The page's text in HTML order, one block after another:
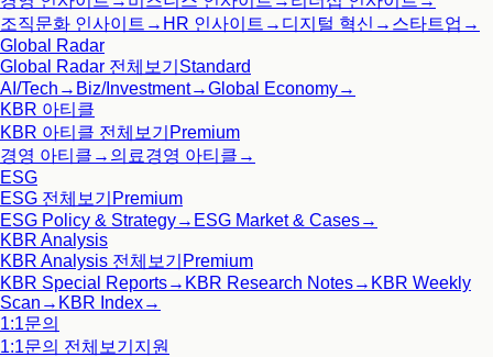
조직문화 인사이트 → HR 인사이트 → 디지털 혁신 → 스타트업 →
Global Radar
Global Radar 전체보기 Standard
AI/Tech → Biz/Investment→Global Economy→
KBR 아티클
KBR 아티클 전체보기 Premium
경영 아티클 → 의료경영 아티클 →
ESG
ESG 전체보기 Premium
ESG Policy & Strategy→ ESG Market & Cases→
KBR Analysis
KBR Analysis 전체보기 Premium
KBR Special Reports→ KBR Research Notes→ KBR Weekly
Scan → KBR Index→
1:1문의
1:1문의 전체보기 지원